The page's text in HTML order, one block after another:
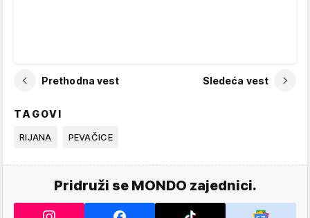
Prethodna vest Sledeća vest
TAGOVI
RIJANA PEVAČICE
Pridruži se MONDO zajednici.